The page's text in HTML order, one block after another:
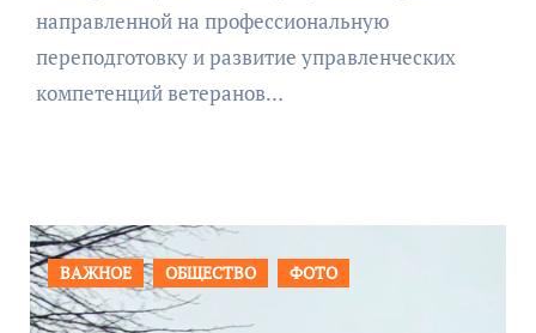
направленной на профессиональную
переподготовку и развитие управленческих
компетенций ветеранов…
ПРОИСШЕСТВИЯ ФОТО